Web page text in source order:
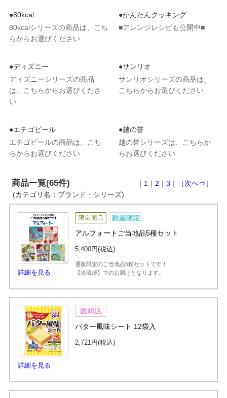
●80kcal
80kcalシリーズの商品は、こち
らからお選びください
●かんたんクッキング
■アレンジレシピも公開中■
●ディズニー
ディズニーシリーズの商品
は、こちらからお選びくださ
い
●サンリオ
サンリオシリーズの商品は、
こちらからお選びください
●エチゴビール
エチゴビールの商品は、こち
らからお選びください
●越の誉
越の誉シリーズは、こちらか
らお選びください
商品一覧(65件) ｜1｜2 ｜3 ｜
［次へ⇒］
(カテゴリ名：ブランド・シリーズ)
詳細を見る
アルフォートご当地品5種セット
5,400円(税込)
通販限定のご当地品5種セットです！
【冷蔵便】でのお届けとなります。
詳細を見る
バター風味シート 12袋入
2,721円(税込)